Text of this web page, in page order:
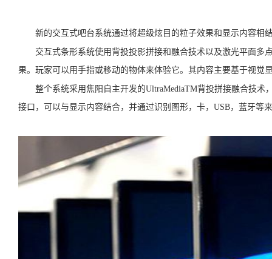
新的交互式吧台系统通过将超级炫目的粒子效果和显示内容相
交互式条形系统使用背投投影拼接和融合技术以及激光平面多
果。玩家可以用手指或移动的物体来体验它。其内容主要基于视觉
整个系统采用焦阳自主开发的UltraMediaTM背投拼接融合技术
接口，可以与显示内容结合，并通过识别图形，卡，USB，蓝牙等